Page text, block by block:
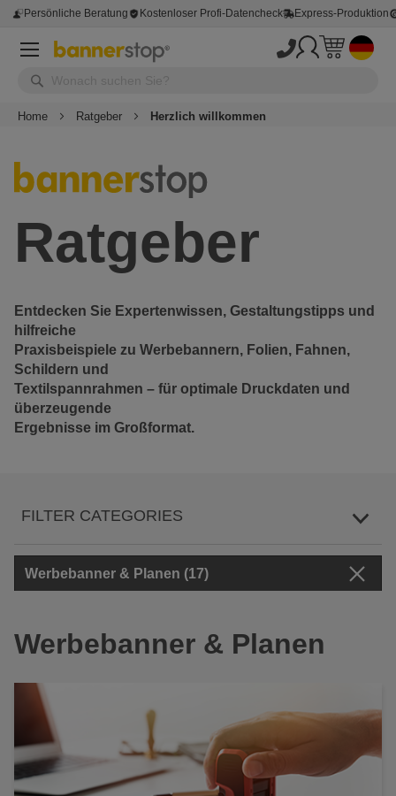
Persönliche Beratung Kostenloser Profi-Datencheck Express-Produktion
Home Ratgeber Herzlich willkommen
Ratgeber
Entdecken Sie Expertenwissen, Gestaltungstipps und
hilfreiche
Praxisbeispiele zu Werbebannern, Folien, Fahnen,
Schildern und
Textilspannrahmen – für optimale Druckdaten und
überzeugende
Ergebnisse im Großformat.
FILTER CATEGORIES
Werbebanner & Planen (17)
Fahnen & Beachflags (8)
Folien & Klebelösungen (5)
Druckdaten & Online-Druck (9)
Werbebanner & Planen (17)
Werbebanner & Planen